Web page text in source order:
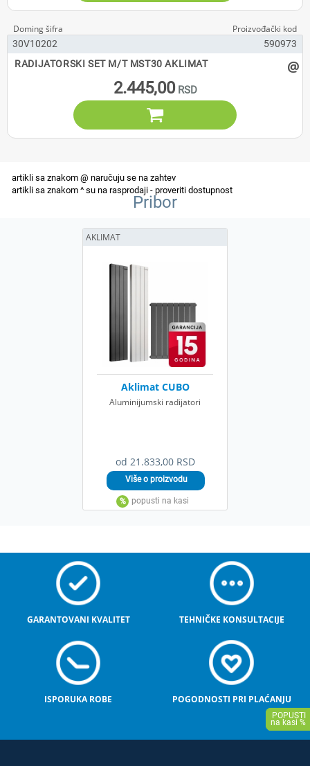
30V10202
590973
RADIJATORSKI SET M/T MST30 AKLIMAT
2.445,00
@

Pribor
od 21.833,00 RSD
Aklimat CUBO
Aluminijumski radijatori
AKLIMAT
GARANTOVANI KVALITET TEHNIČKE KONSULTACIJE
ISPORUKA ROBE POGODNOSTI PRI PLAĆANJU